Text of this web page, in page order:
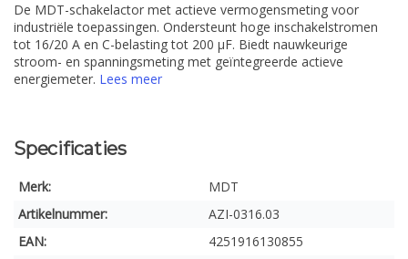
De MDT-schakelactor met actieve vermogensmeting voor
industriële toepassingen. Ondersteunt hoge inschakelstromen
tot 16/20 A en C-belasting tot 200 µF. Biedt nauwkeurige
stroom- en spanningsmeting met geïntegreerde actieve
energiemeter. Lees meer
Specificaties
Merk:
MDT
Artikelnummer:
AZI-0316.03
EAN:
4251916130855